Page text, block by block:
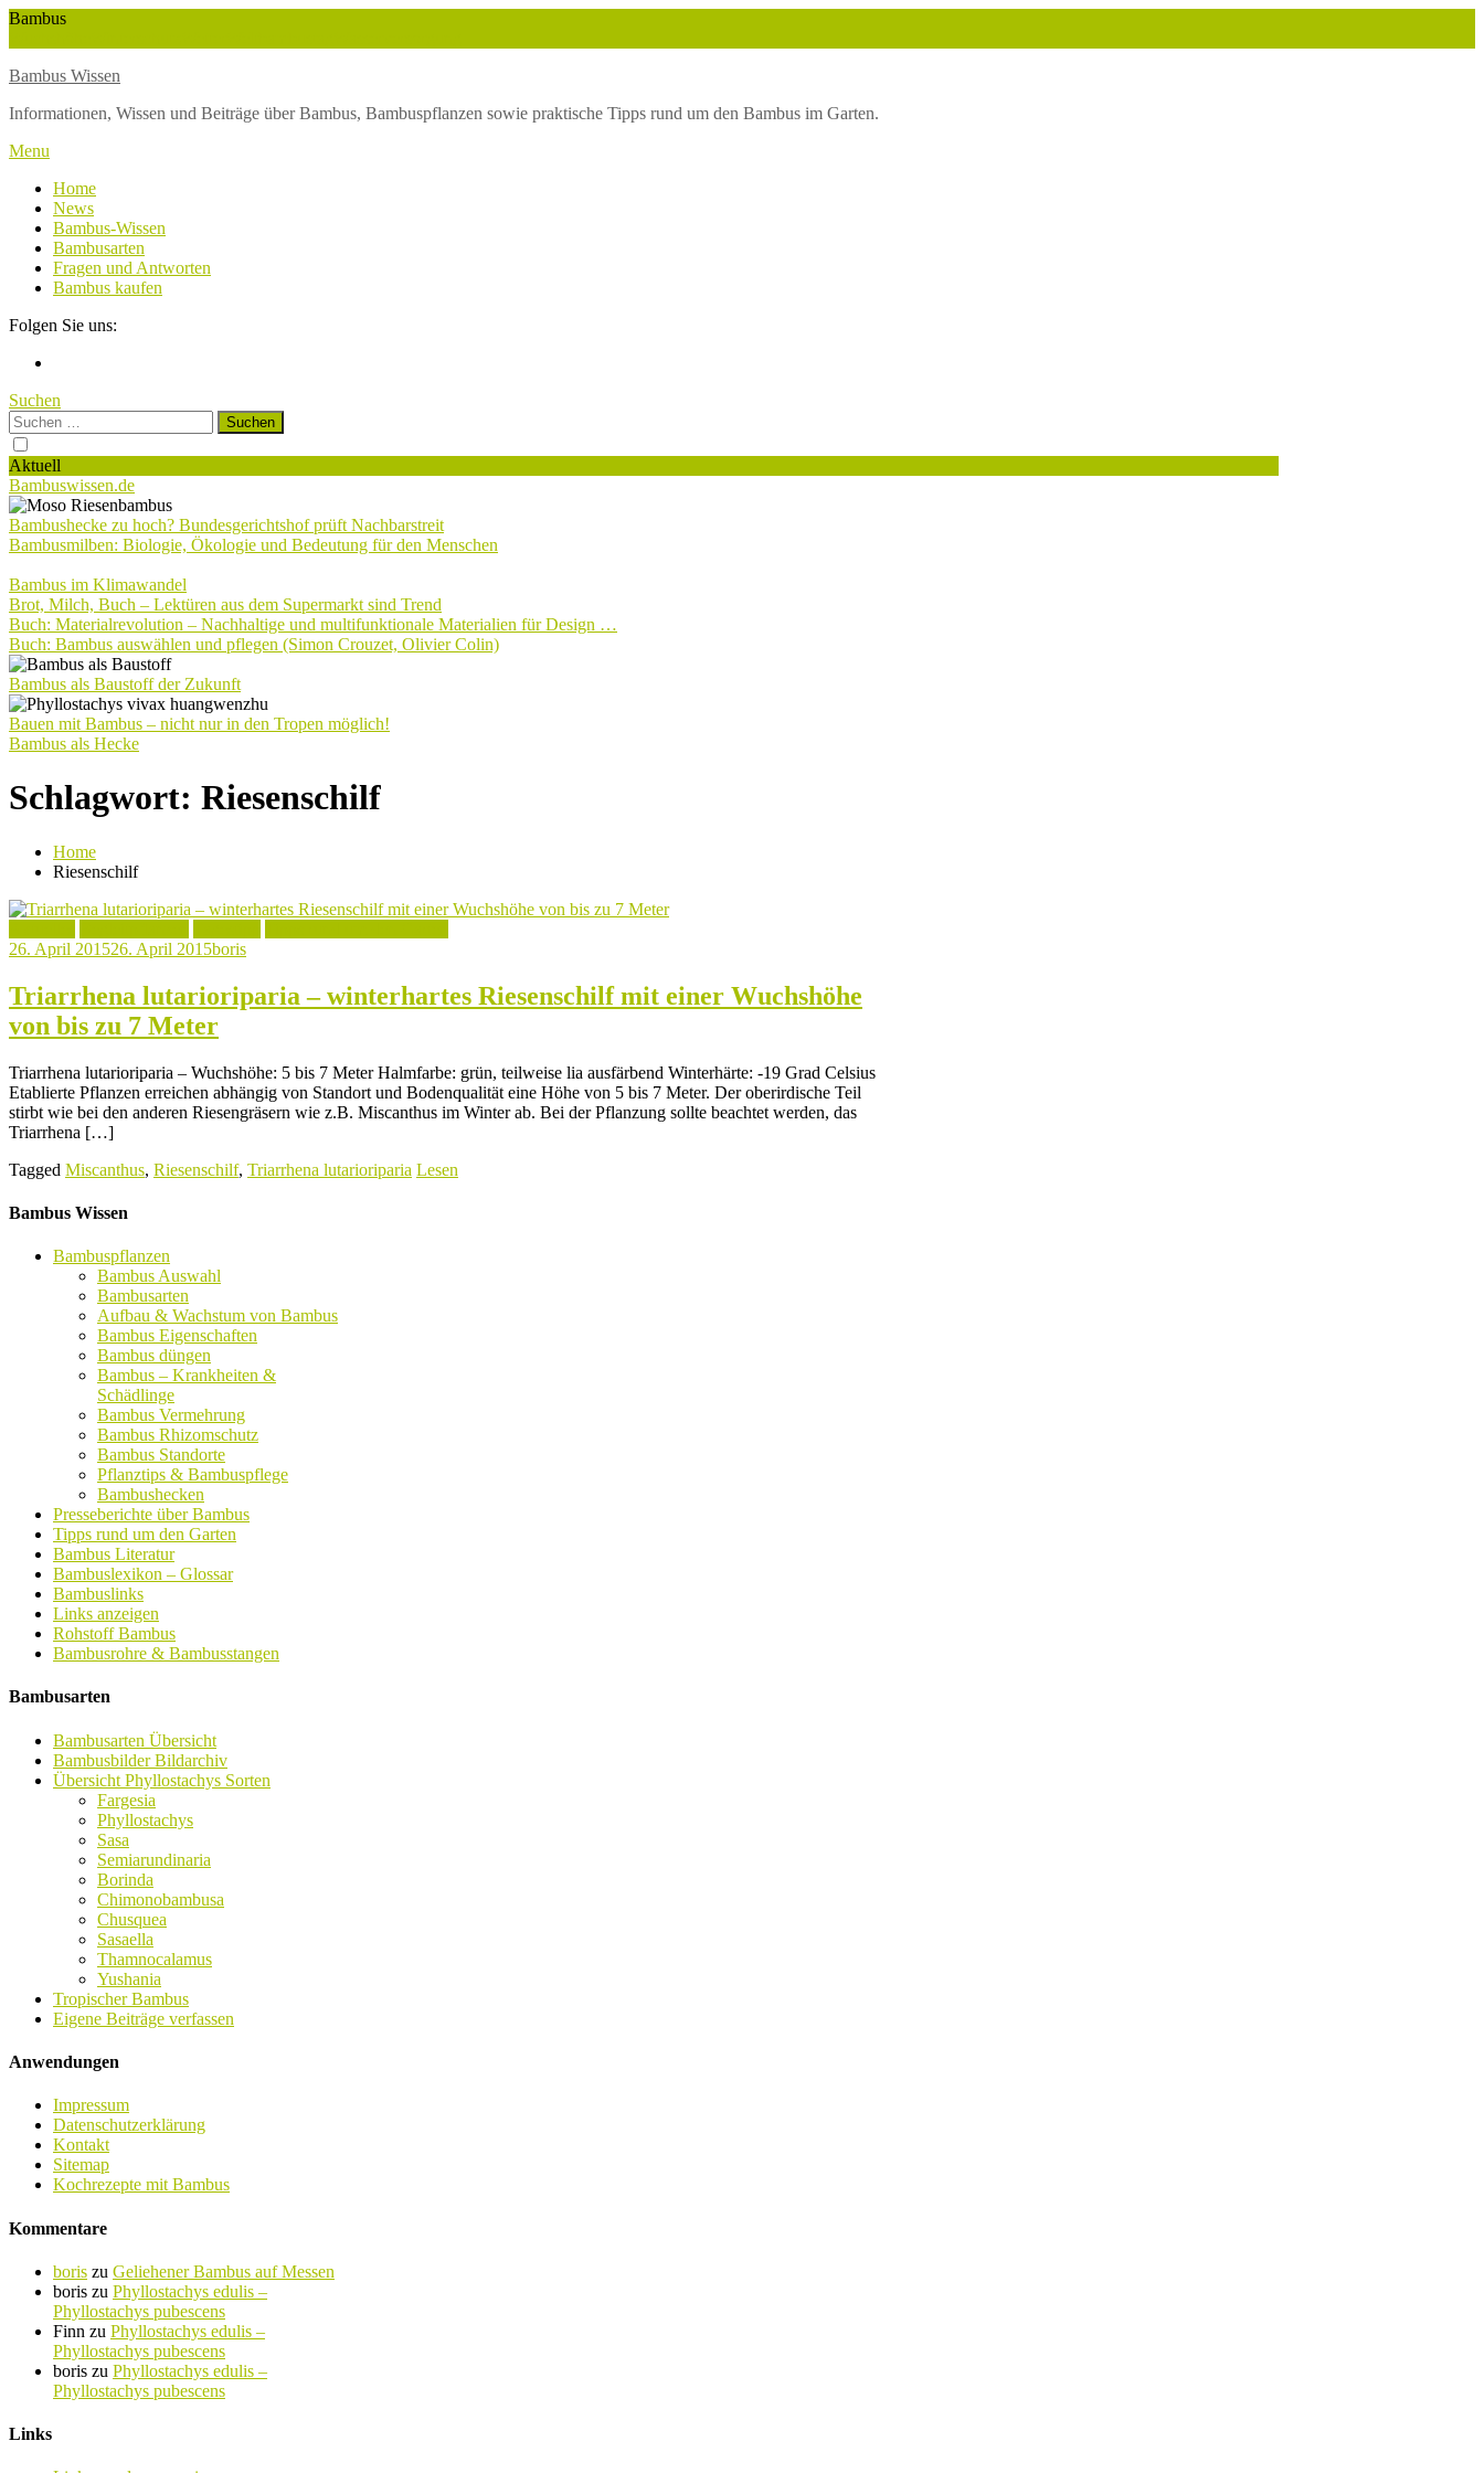
Skip
Bambus
Bambus Wissen
Informationen, Wissen und Beiträge über Bambus, Bambuspflanzen sowie praktische Tipps rund um den Bambus im Garten.
Menu
Home
News
Bambus-Wissen
Bambusarten
Fragen und Antworten
Bambus kaufen
Folgen Sie uns:
Suchen
Suchen
nach:
Aktuell
Bambuswissen.de
Bambushecke zu hoch? Bundesgerichtshof prüft Nachbarstreit
Bambusmilben: Biologie, Ökologie und Bedeutung für den Menschen
Bambus im Klimawandel
Brot, Milch, Buch – Lektüren aus dem Supermarkt sind Trend
Buch: Materialrevolution – Nachhaltige und multifunktionale Materialien für Design …
Buch: Bambus auswählen und pflegen (Simon Crouzet, Olivier Colin)
Bambus als Baustoff der Zukunft
Bauen mit Bambus – nicht nur in den Tropen möglich!
Bambus als Hecke
Schlagwort: Riesenschilf
Home
Riesenschilf
26. April 201526. April 2015boris
Triarrhena lutarioriparia – winterhartes Riesenschilf mit einer Wuchshöhe
von bis zu 7 Meter
Triarrhena lutarioriparia – Wuchshöhe: 5 bis 7 Meter Halmfarbe: grün, teilweise lia ausfärbend Winterhärte: -19 Grad Celsius
Etablierte Pflanzen erreichen abhängig von Standort und Bodenqualität eine Höhe von 5 bis 7 Meter. Der oberirdische Teil
stirbt wie bei den anderen Riesengräsern wie z.B. Miscanthus im Winter ab. Bei der Pflanzung sollte beachtet werden, das
Triarrhena […]
Tagged Miscanthus, Riesenschilf, Triarrhena lutarioriparia Lesen
Bambus Wissen
Bambuspflanzen
Bambus Auswahl
Bambusarten
Aufbau & Wachstum von Bambus
Bambus Eigenschaften
Bambus düngen
Bambus – Krankheiten &
Schädlinge
Bambus Vermehrung
Bambus Rhizomschutz
Bambus Standorte
Pflanztips & Bambuspflege
Bambushecken
Presseberichte über Bambus
Tipps rund um den Garten
Bambus Literatur
Bambuslexikon – Glossar
Bambuslinks
Links anzeigen
Rohstoff Bambus
Bambusrohre & Bambusstangen
Bambusarten
Bambusarten Übersicht
Bambusbilder Bildarchiv
Übersicht Phyllostachys Sorten
Fargesia
Phyllostachys
Sasa
Semiarundinaria
Borinda
Chimonobambusa
Chusquea
Sasaella
Thamnocalamus
Yushania
Tropischer Bambus
Eigene Beiträge verfassen
Anwendungen
Impressum
Datenschutzerklärung
Kontakt
Sitemap
Kochrezepte mit Bambus
Kommentare
boris zu Geliehener Bambus auf Messen
boris zu Phyllostachys edulis –
Phyllostachys pubescens
Finn zu Phyllostachys edulis –
Phyllostachys pubescens
boris zu Phyllostachys edulis –
Phyllostachys pubescens
Links